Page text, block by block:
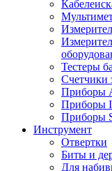
Тестеры
Счетчики
Приборы
Приборы
Приборы
Инструмент
Отвертки
Биты и
Для